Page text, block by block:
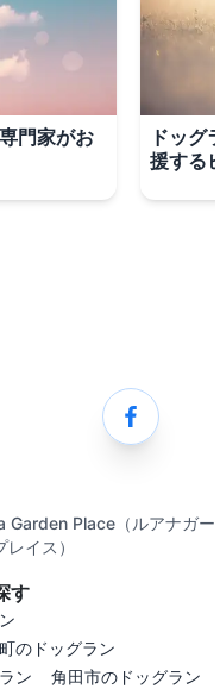
門家がお
ドッグ
援する
Garden Place（ルアナガー
イス）
す
のドッグラン
ン
角田市のドッグラン